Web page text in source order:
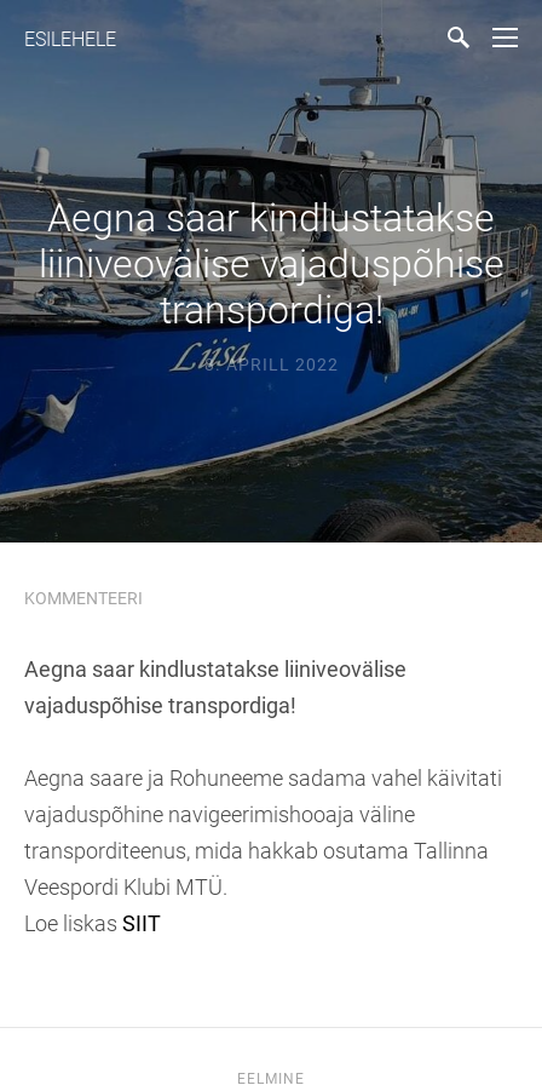
ESILEHELE
Aegna saar kindlustatakse
liiniveovälise vajaduspõhise
transpordiga!
8. APRILL 2022
KOMMENTEERI
Aegna saar kindlustatakse liiniveovälise
vajaduspõhise transpordiga!
Aegna saare ja Rohuneeme sadama vahel käivitati
vajaduspõhine navigeerimishooaja väline
transporditeenus, mida hakkab osutama Tallinna
Veespordi Klubi MTÜ.
Loe liskas SIIT
EELMINE